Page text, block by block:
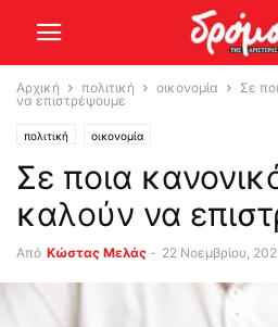
Αρχική πολιτική οικονομία
Σε
να επιστρέψουμε
πολιτική οικονομία
Σε ποια
καλούν να
Από Κώστας Μελάς - 22 Νοεμβρίου,